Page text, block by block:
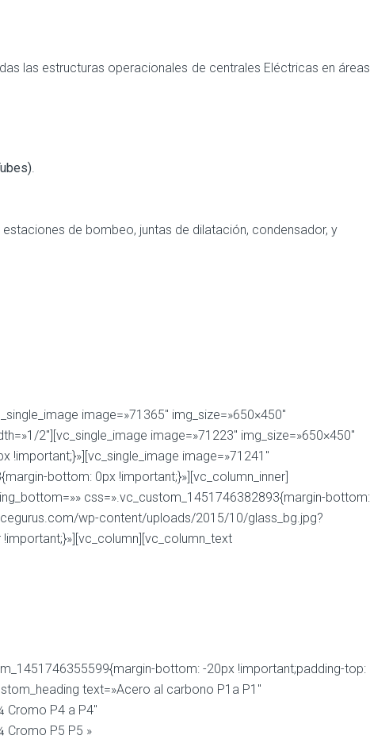
las estructuras operacionales de centrales Eléctricas en áreas
de bombeo, juntas de dilatación, condensador, y
image=»71365″ img_size=»650×450″
2″][vc_single_image image=»71223″ img_size=»650×450″
!important;}»][vc_single_image image=»71241″
bottom: 0px !important;}»][vc_column_inner]
css=».vc_custom_1451746382893{margin-bottom:
wp-content/uploads/2015/10/glass_bg.jpg?
bottom: -20px !important;padding-top:
text=»Acero al carbono P1a P1″
Cromo P4 a P4″
Cromo P5 P5 »